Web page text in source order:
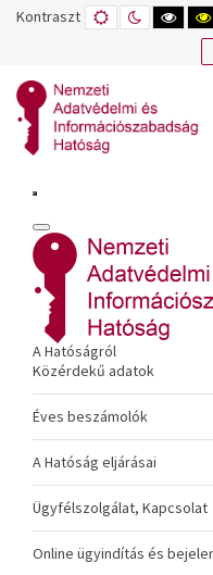
Kontraszt
MÓD
ÉJSZAKAI
MÓD
NAGY
A Hatóságról
Közérdekű adatok
Éves beszámolók
A Hatóság eljárásai
Ügyfélszolgálat, Kapcsolat
Online ügyindítás és